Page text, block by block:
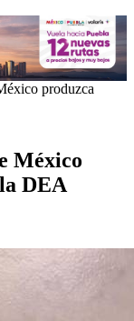
produzca
México
DEA